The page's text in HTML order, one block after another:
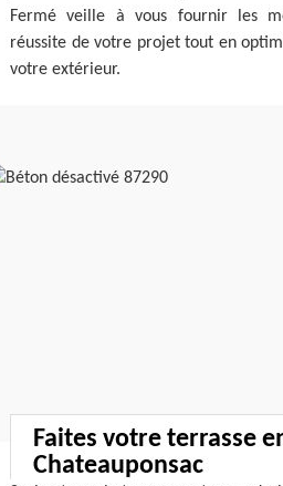
Fermé veille à vous fournir les
réussite de votre projet tout en
votre extérieur.
Faites votre terrasse
Chateauponsac